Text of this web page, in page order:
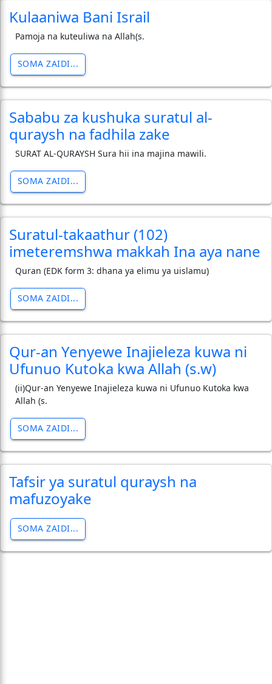
Kulaaniwa Bani Israil
Pamoja na kuteuliwa na Allah(s.
SOMA ZAIDI...
Sababu za kushuka suratul al-
quraysh na fadhila zake
SURAT AL-QURAYSH Sura hii ina majina mawili.
SOMA ZAIDI...
Suratul-takaathur (102)
imeteremshwa makkah Ina aya nane
Quran (EDK form 3: dhana ya elimu ya uislamu)
SOMA ZAIDI...
Qur-an Yenyewe Inajieleza kuwa ni
Ufunuo Kutoka kwa Allah (s.w)
(ii)Qur-an Yenyewe Inajieleza kuwa ni Ufunuo Kutoka kwa
Allah (s.
SOMA ZAIDI...
Tafsir ya suratul quraysh na
mafuzoyake
SOMA ZAIDI...